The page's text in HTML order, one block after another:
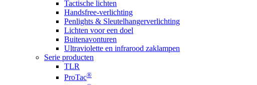
Tactische lichten
Handsfree-verlichting
Penlights & Sleutelhangerverlichting
Lichten voor een doel
Buitenavonturen
Ultraviolette en infrarood zaklampen
Serie producten
TLR
ProTac®